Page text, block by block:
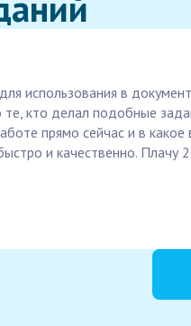
использования в
кто делал подобные
прямо сейчас и в
и качественно. Плачу